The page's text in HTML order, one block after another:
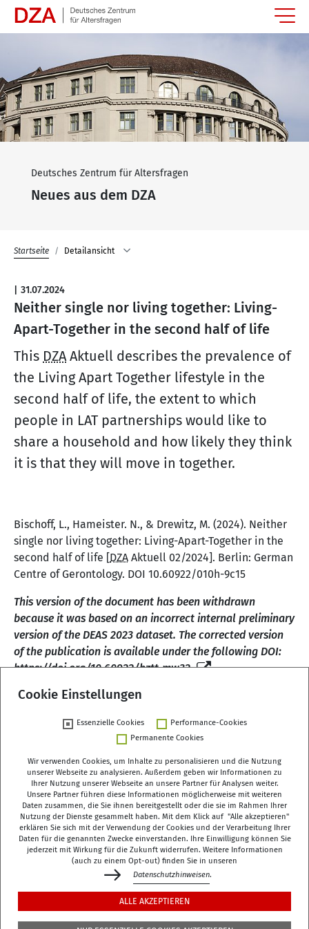
Deutsches Zentrum für Altersfragen
Neues aus dem DZA
Startseite Detailansicht
31.07.2024
Neither single nor living together: Living-
Apart-Together in the second half of life
This DZAAktuell describes the prevalence of
the Living Apart Together lifestyle in the
second half of life, the extent to which
people in LAT partnerships would like to
share a household and how likely they think
it is that they will move in together.
Bischoff, L., Hameister. N., & Drewitz, M. (2024). Neither
single nor living together: Living-Apart-Together in the
second half of life [DZA Aktuell 02/2024]. Berlin: German
Centre of Gerontology. DOI 10.60922/010h-9c15
This version of the document has been withdrawn
because it was based on an incorrect internal preliminary
version of the DEAS 2023 dataset. The corrected version
of the publication is available under the following DOI:
https://doi.org/10.60922/bztt-mw32
Zurück
Deutsches Zentrum für Altersfragen (DZA)
Manfred-von-Richthofen-Straße 2
12101 Berlin
dza-berlin dza de
+49 (0)30 - 260740-0
+49 (0)30 - 260740-33
Cookie Einstellungen
Essenzielle Cookies
Performance-Cookies
Permanente Cookies
Wir verwenden Cookies, um Inhalte zu personalisieren und die Nutzung
unserer Webseite zu analysieren. Außerdem geben wir Informationen zu
Ihrer Nutzung unserer Webseite an unsere Partner für Analysen weiter.
Unsere Partner führen diese Informationen möglicherweise mit weiteren
Daten zusammen, die Sie ihnen bereitgestellt oder die sie im Rahmen Ihrer
Nutzung der Dienste gesammelt haben. Mit dem Klick auf "Alle akzeptieren"
erklären Sie sich mit der Verwendung der Cookies und der Verarbeitung Ihrer
Daten für die genannten Zwecke einverstanden. Ihre Einwilligung können Sie
jederzeit mit Wirkung für die Zukunft widerrufen. Weitere Informationen
(auch zu einem Opt-out) finden Sie in unseren
Datenschutzhinweisen.
ALLE AKZEPTIEREN